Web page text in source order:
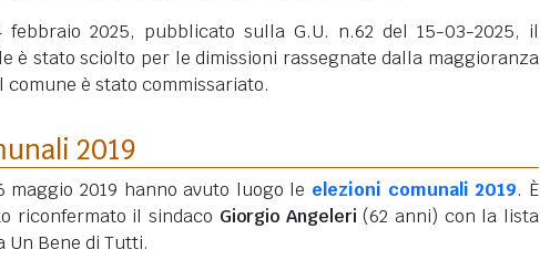
febbraio 2025, pubblicato sulla G.U. n.62 del 15-03-2025, il
è stato sciolto per le dimissioni rassegnate dalla maggioranza
comune è stato commissariato.
2019
maggio 2019 hanno avuto luogo le elezioni comunali 2019. È
riconfermato il sindaco Giorgio Angeleri (62 anni) con la lista
Un Bene di Tutti.